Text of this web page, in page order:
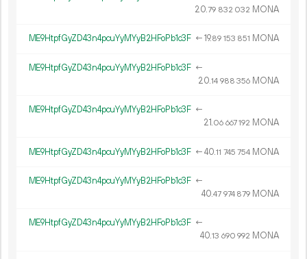
20.79 832 032 MONA
ME9HtpfGyZD43n4pcuYyMYyB2HFoPb1c3F ←19.89 153 851 MONA
ME9HtpfGyZD43n4pcuYyMYyB2HFoPb1c3F ←
20.14 988 356 MONA
ME9HtpfGyZD43n4pcuYyMYyB2HFoPb1c3F ←
21.06 667192 MONA
ME9HtpfGyZD43n4pcuYyMYyB2HFoPb1c3F ←40.11 745 754 MONA
ME9HtpfGyZD43n4pcuYyMYyB2HFoPb1c3F ←
40.47 974 879 MONA
ME9HtpfGyZD43n4pcuYyMYyB2HFoPb1c3F ←
40.13 690 992 MONA